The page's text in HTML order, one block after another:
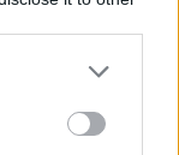
more Google
may click to
party tags to
–
könyvtár,